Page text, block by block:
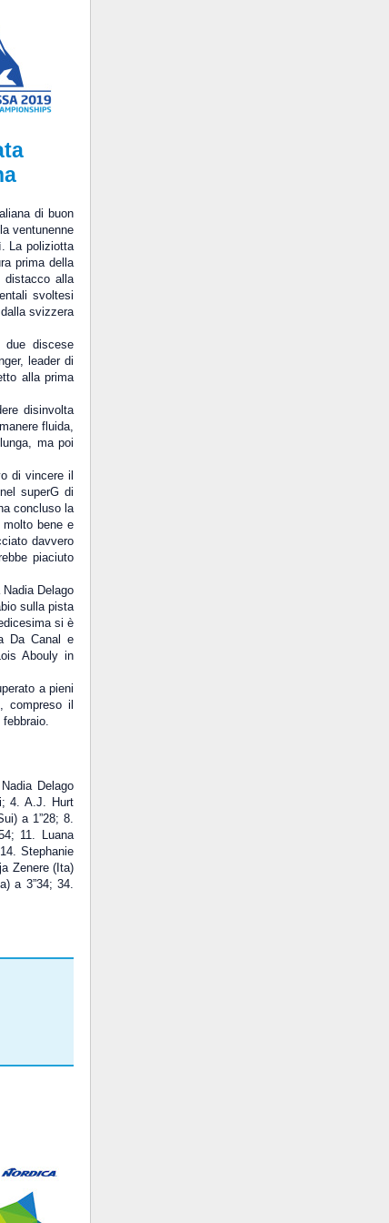
di buon
ventunenne
La poliziotta
prima della
distacco alla
svoltesi
svizzera
due discese
leader di
alla prima
disinvolta
fluida,
ma poi
di vincere il
superG di
concluso la
bene e
davvero
piaciuto
Delago
sulla pista
si è
Da Canal e
Abouly in
a pieni
compreso il
Delago
4. A.J. Hurt
a 1”28; 8.
11. Luana
Stephanie
Zenere (Ita)
a 3”34; 34.